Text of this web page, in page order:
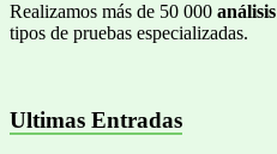
Realizamos más de 50 000
tipos de pruebas especializadas.
Ultimas Entradas